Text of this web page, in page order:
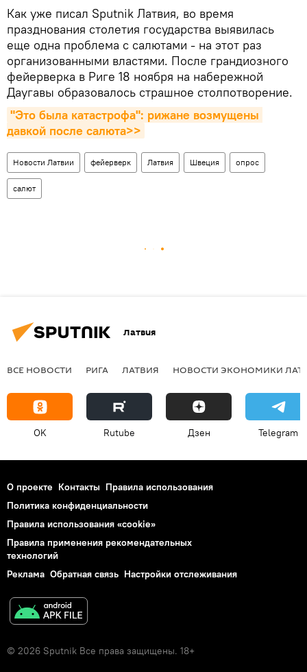
Как уже писал Sputnik Латвия, во время
празднования столетия государства выявилась
еще одна проблема с салютами - на этот раз
организованными властями. После грандиозного
фейерверка в Риге 18 ноября на набережной
Даугавы образовалось страшное столпотворение.
"Это была катастрофа": рижане возмущены
давкой после салюта>>
Новости Латвии фейерверк Латвия Швеция опрос
салют
Латвия
ВСЕ НОВОСТИ РИГА ЛАТВИЯ НОВОСТИ ЭКОНОМИКИ
OK Rutube Дзен Telegram
О проекте Контакты Правила использования
Политика конфиденциальности
Правила использования «cookie»
Правила применения рекомендательных
технологий
Реклама Обратная связь Настройки отслеживания
© 2026 Sputnik Все права защищены. 18+